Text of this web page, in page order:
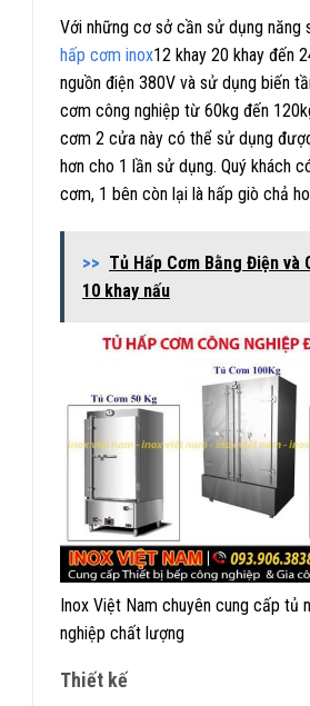
Với những cơ sở cần sử dụng năng
hấp cơm inox12 khay 20 khay đến
nguồn điện 380V và sử dụng biến
cơm công nghiệp từ 60kg đến
cơm 2 cửa này có thể sử dụng
hơn cho 1 lần sử dụng. Quý khách
cơm, 1 bên còn lại là hấp giò chả
>> Tủ Hấp Cơm Bằng Điện và
10 khay nấu
Inox Việt Nam chuyên cung cấp tủ
nghiệp chất lượng
Thiết kế